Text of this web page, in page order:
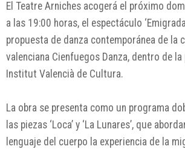
El Teatre Arniches acogerá el próximo
a las 19:00 horas, el espectáculo
propuesta de danza contemporánea de la
valenciana Cienfuegos Danza, dentro de
Institut Valencià de Cultura.
La obra se presenta como un programa
las piezas ‘Loca’ y ‘La Lunares’, que
lenguaje del cuerpo la experiencia de la